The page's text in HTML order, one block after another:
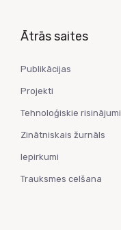
Ātrās saites
Publikācijas
Projekti
Tehnoloģiskie risinājumi
Zinātniskais žurnāls
Iepirkumi
Trauksmes celšana